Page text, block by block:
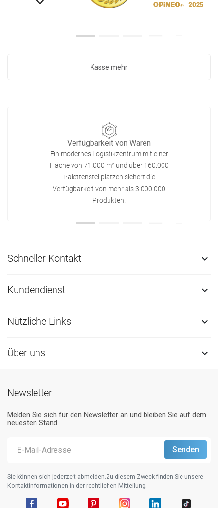
Kasse mehr
Verfügbarkeit von Waren
Ein modernes Logistikzentrum mit einer
Fläche von 71.000 m² und über 160.000
Palettenstellplätzen sichert die
Verfügbarkeit von mehr als 3.000.000
Produkten!
Schneller Kontakt 
Kundendienst 
Nützliche Links 
Über uns 
Newsletter
Melden Sie sich für den Newsletter an und bleiben Sie auf dem
neuesten Stand.
Sie können sich jederzeit abmelden.Zu diesem Zweck finden Sie unsere
Kontaktinformationen in der rechtlichen Mitteilung.